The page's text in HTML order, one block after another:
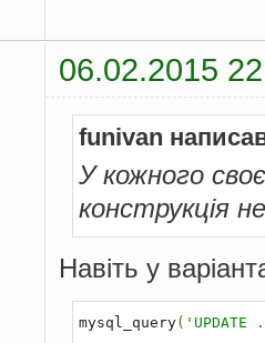
06.02.2015
funivan
У кожного
конструкція
Навіть у
mysql_query(